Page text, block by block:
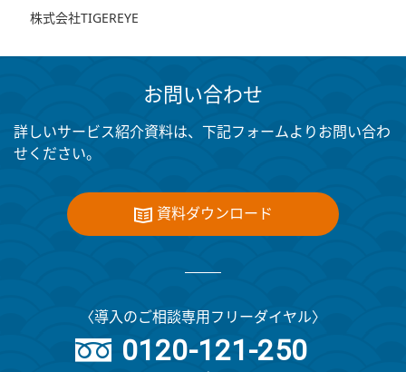
株式会社TIGEREYE
お問い合わせ
詳しいサービス紹介資料は、下記フォームよりお問い合わ
せください。
資料ダウンロード
〈導入のご相談専用フリーダイヤル〉
0120-121-250